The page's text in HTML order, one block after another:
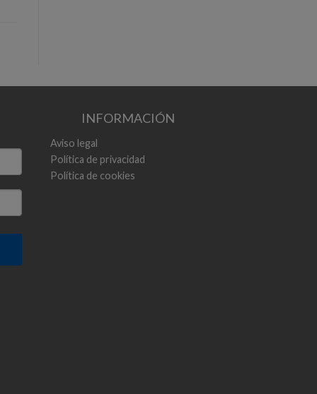
INFORMACIÓN
Aviso legal
Política de privacidad
Política de cookies